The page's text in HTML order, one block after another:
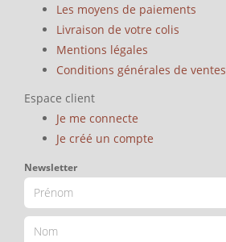
Les moyens de paiements
Livraison de votre colis
Mentions légales
Conditions générales de ventes
Espace client
Je me connecte
Je créé un compte
Newsletter